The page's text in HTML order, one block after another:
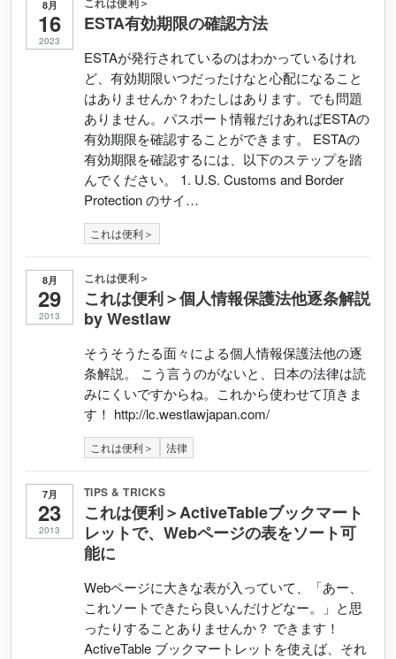
8月
16
2023
ESTA有効期限の確認方法
ESTAが発行されているのはわかっているけれ
ど、有効期限いつだったけなと心配になること
はありませんか？わたしはあります。でも問題
ありません。パスポート情報だけあればESTAの
有効期限を確認することができます。 ESTAの
有効期限を確認するには、以下のステップを踏
んでください。 1. U.S. Customs and Border
Protection のサイ…
これは便利＞
8月
29
2013
これは便利＞
これは便利＞個人情報保護法他逐条解説
by Westlaw
そうそうたる面々による個人情報保護法他の逐
条解説。 こう言うのがないと、日本の法律は読
みにくいですからね。これから使わせて頂きま
す！ http://lc.westlawjapan.com/
これは便利＞ 法律
7月
23
2013
TIPS & TRICKS
これは便利＞ActiveTableブックマート
レットで、Webページの表をソート可
能に
Webページに大きな表が入っていて、「あー、
これソートできたら良いんだけどなー。」と思
ったりすることありませんか？ できます！
ActiveTable ブックマートレットを使えば、それ